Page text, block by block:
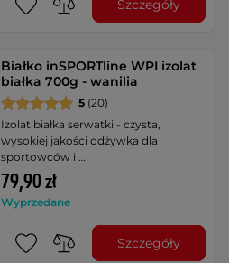
Szczegóły
Białko inSPORTline WPI izolat
białka 700g - wanilia
5 (20)
Izolat białka serwatki - czysta,
wysokiej jakości odżywka dla
sportowców i …
79,90 zł
Wyprzedane
Szczegóły